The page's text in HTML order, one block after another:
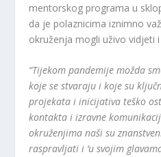
mentorskog programa u
da je polaznicima iznimno
okruženja mogli uživo vidjeti
“Tijekom pandemije možda
koje se stvaraju i koje su
projekata i inicijativa teško
kontakta i izravne
okruženjima naši su
raspravljati i ‘u svojim